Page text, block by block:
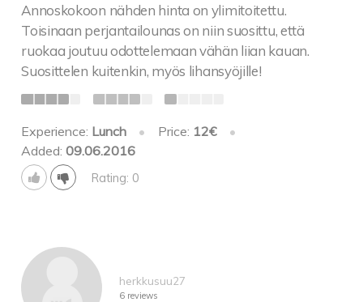
Annoskokoon nähden hinta on ylimitoitettu.
Toisinaan perjantailounas on niin suosittu, että
ruokaa joutuu odottelemaan vähän liian kauan.
Suosittelen kuitenkin, myös lihansyöjille!
Experience: Lunch • Price: 12€
•
Added:09.06.2016
Rating: 0
herkkusuu27
6 reviews